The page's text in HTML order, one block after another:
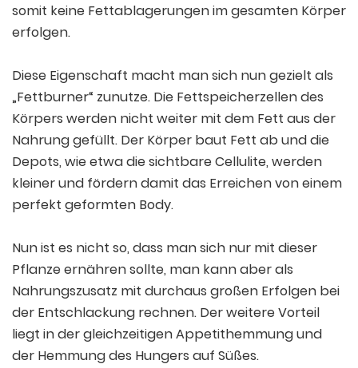
somit keine Fettablagerungen im gesamten Körper
erfolgen.
Diese Eigenschaft macht man sich nun gezielt als
„Fettburner“ zunutze. Die Fettspeicherzellen des
Körpers werden nicht weiter mit dem Fett aus der
Nahrung gefüllt. Der Körper baut Fett ab und die
Depots, wie etwa die sichtbare Cellulite, werden
kleiner und fördern damit das Erreichen von einem
perfekt geformten Body.
Nun ist es nicht so, dass man sich nur mit dieser
Pflanze ernähren sollte, man kann aber als
Nahrungszusatz mit durchaus großen Erfolgen bei
der Entschlackung rechnen. Der weitere Vorteil
liegt in der gleichzeitigen Appetithemmung und
der Hemmung des Hungers auf Süßes.